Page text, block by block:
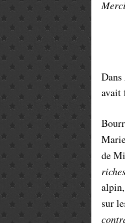
Dans
avait
de
sur